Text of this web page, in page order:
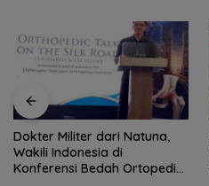
Dokter Militer dari Natuna,
Wakili Indonesia di
Konferensi Bedah Ortopedi